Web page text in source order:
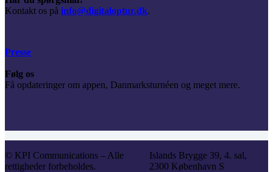
Kontakt os på info@digitaloptur.dk.
Presse
Følg os
Få opdateringer om appen, Danmarksturnéen og meget mere.
© KPI Communications – Alle
rettigheder forbeholdes.
Islands Brygge 39, 4. sal,
2300 København S